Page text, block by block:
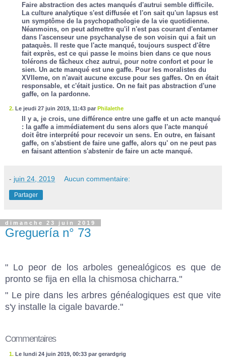
Faire abstraction des actes manqués d'autrui semble difficile.
La culture analytique s'est diffusée et l'on sait qu'un lapsus est
un symptôme de la psychopathologie de la vie quotidienne.
Néanmoins, on peut admettre qu'il n'est pas courant d'entamer
dans l'ascenseur une psychanalyse de son voisin qui a fait un
pataquès. Il reste que l'acte manqué, toujours suspect d'être
fait exprès, est ce qui passe le moins bien dans ce que nous
tolérons de fâcheux chez autrui, pour notre confort et pour le
sien. Un acte manqué est une gaffe. Pour les moralistes du
XVIIeme, on n'avait aucune excuse pour ses gaffes. On en était
responsable, et c'était justice. On ne fait pas abstraction d'une
gaffe, on la pardonne.
2. Le jeudi 27 juin 2019, 11:43 par Philalethe
Il y a, je crois, une différence entre une gaffe et un acte manqué
: la gaffe a immédiatement du sens alors que l'acte manqué
doit être interprété pour recevoir un sens. En outre, en faisant
gaffe, on s'abstient de faire une gaffe, alors qu' on ne peut pas
en faisant attention s'abstenir de faire un acte manqué.
- juin 24, 2019 Aucun commentaire:
Partager
dimanche 23 juin 2019
Greguería n° 73
" Lo peor de los arboles genealógicos es que de
pronto se fija en ella la chismosa chicharra."
" Le pire dans les arbres généalogiques est que vite
s'y installe la cigale bavarde."
Commentaires
1. Le lundi 24 juin 2019, 00:33 par gerardgrig